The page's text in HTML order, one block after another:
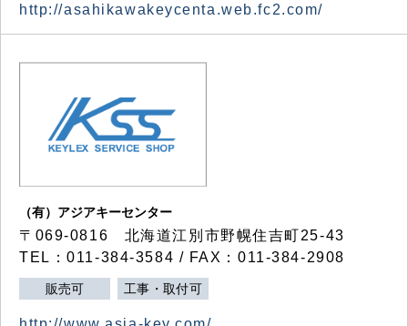
http://asahikawakeycenta.web.fc2.com/
（有）アジアキーセンター
〒069-0816 北海道江別市野幌住吉町25-43
TEL：011-384-3584 / FAX：011-384-2908
販売可 工事・取付可